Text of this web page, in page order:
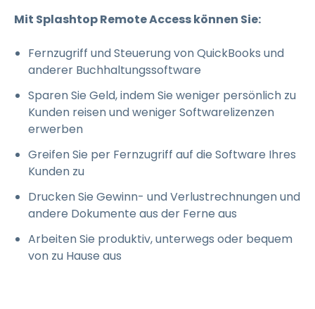
Mit Splashtop Remote Access können Sie:
Fernzugriff und Steuerung von QuickBooks und
anderer Buchhaltungssoftware
Sparen Sie Geld, indem Sie weniger persönlich zu
Kunden reisen und weniger Softwarelizenzen
erwerben
Greifen Sie per Fernzugriff auf die Software Ihres
Kunden zu
Drucken Sie Gewinn- und Verlustrechnungen und
andere Dokumente aus der Ferne aus
Arbeiten Sie produktiv, unterwegs oder bequem
von zu Hause aus